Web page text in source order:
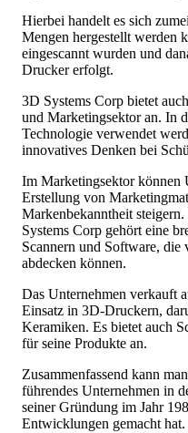
Hierbei handelt es sich
Mengen hergestellt werden
eingescannt wurden und
Drucker erfolgt.
3D Systems Corp bietet
und Marketingsektor an. In
Technologie verwendet
innovatives Denken bei
Im Marketingsektor können
Erstellung von
Markenbekanntheit
Systems Corp gehört eine
Scannern und Software, die
abdecken können.
Das Unternehmen verkauft
Einsatz in 3D-Druckern,
Keramiken. Es bietet auch
für seine Produkte an.
Zusammenfassend kann
führendes Unternehmen in
seiner Gründung im Jahr
Entwicklungen gemacht hat.